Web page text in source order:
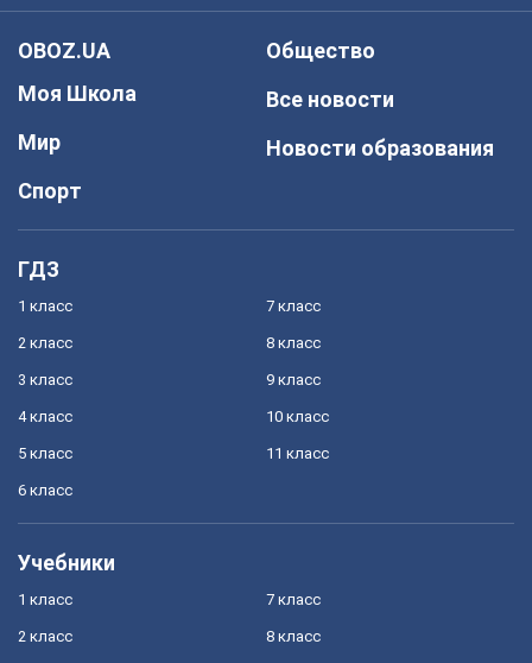
OBOZ.UA
Моя Школа
Мир
Спорт
Общество
Все новости
Новости образования
ГДЗ
1 класс
2 класс
3 класс
4 класс
5 класс
6 класс
7 класс
8 класс
9 класс
10 класс
11 класс
Учебники
1 класс
2 класс
7 класс
8 класс